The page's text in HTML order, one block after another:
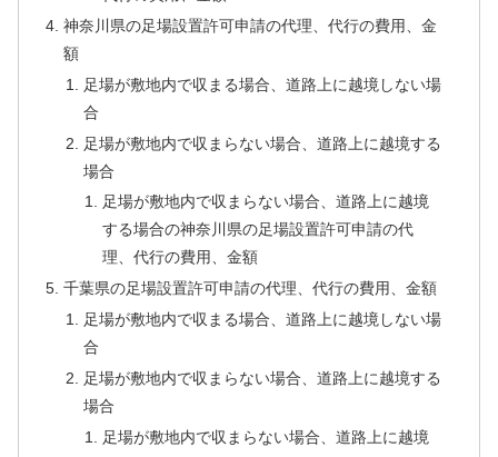
神奈川県の足場設置許可申請の代理、代行の費用、金
額
足場が敷地内で収まる場合、道路上に越境しない場
合
足場が敷地内で収まらない場合、道路上に越境する
場合
足場が敷地内で収まらない場合、道路上に越境
する場合の神奈川県の足場設置許可申請の代
理、代行の費用、金額
千葉県の足場設置許可申請の代理、代行の費用、金額
足場が敷地内で収まる場合、道路上に越境しない場
合
足場が敷地内で収まらない場合、道路上に越境する
場合
足場が敷地内で収まらない場合、道路上に越境